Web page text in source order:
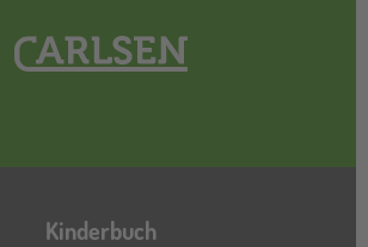
Hauptnavigation
Kinderbuch